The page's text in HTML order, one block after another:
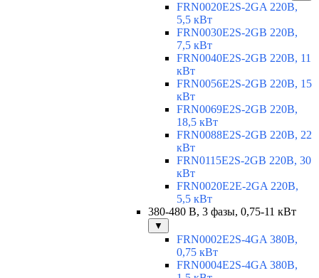
FRN0020E2S-2GA 220В,
5,5 кВт
FRN0030E2S-2GB 220В,
7,5 кВт
FRN0040E2S-2GB 220В, 11
кВт
FRN0056E2S-2GB 220В, 15
кВт
FRN0069E2S-2GB 220В,
18,5 кВт
FRN0088E2S-2GB 220В, 22
кВт
FRN0115E2S-2GB 220В, 30
кВт
FRN0020E2E-2GA 220В,
5,5 кВт
380-480 В, 3 фазы, 0,75-11 кВт
▼
FRN0002E2S-4GA 380В,
0,75 кВт
FRN0004E2S-4GA 380В,